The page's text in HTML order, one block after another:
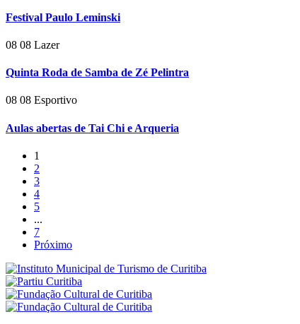
Festival Paulo Leminski
08 08 Lazer
Quinta Roda de Samba de Zé Pelintra
08 08 Esportivo
Aulas abertas de Tai Chi e Arqueria
1
2
3
4
5
...
7
Próximo